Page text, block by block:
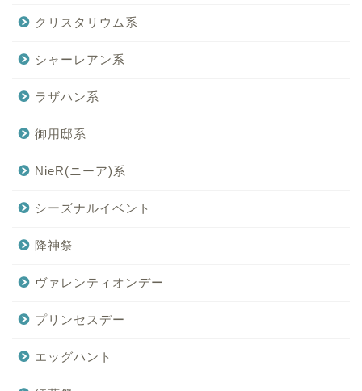
クリスタリウム系
シャーレアン系
ラザハン系
御用邸系
NieR(ニーア)系
シーズナルイベント
降神祭
ヴァレンティオンデー
プリンセスデー
エッグハント